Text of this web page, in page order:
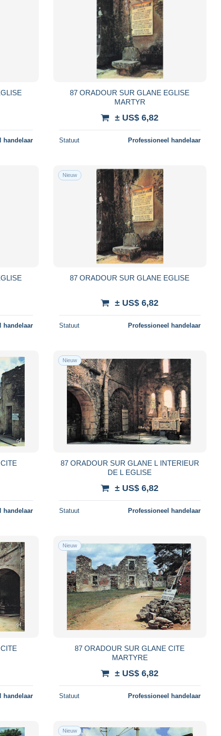
handelaar
87 ORADOUR SUR GLANE EGLISE
MARTYR
± US$ 6,82
Statuut Professioneel handelaar
handelaar
Nieuw
87 ORADOUR SUR GLANE EGLISE
± US$ 6,82
Statuut Professioneel handelaar
handelaar
Nieuw
87 ORADOUR SUR GLANE L INTERIEUR
DE L EGLISE
± US$ 6,82
Statuut Professioneel handelaar
handelaar
Nieuw
87 ORADOUR SUR GLANE CITE
MARTYRE
± US$ 6,82
Statuut Professioneel handelaar
Nieuw